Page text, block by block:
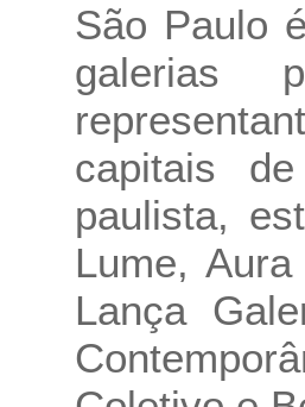
São Paulo
galerias
capitais
paulista,
Lume,
Lança